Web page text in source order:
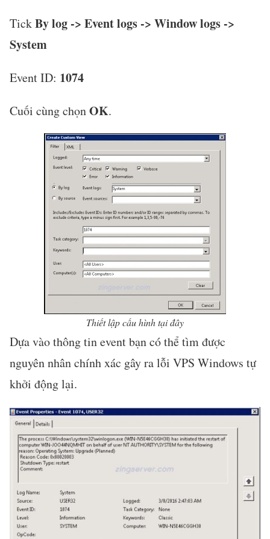
TickBy log -> Event logs -> Window logs ->
System
Event ID: 1074
Cuối cùng chọnOK.
Thiết lập cấu hình tại đây
Dựa vào thông tin event bạn có thể tìm được
nguyên nhân chính xác gây ra lỗi VPS Windows tự
khởi động lại.